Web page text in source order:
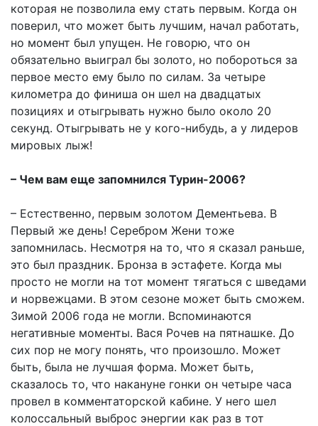
которая не позволила ему стать первым. Когда он
поверил, что может быть лучшим, начал работать,
но момент был упущен. Не говорю, что он
обязательно выиграл бы золото, но побороться за
первое место ему было по силам. За четыре
километра до финиша он шел на двадцатых
позициях и отыгрывать нужно было около 20
секунд. Отыгрывать не у кого-нибудь, а у лидеров
мировых лыж!
– Чем вам еще запомнился Турин-2006?
– Естественно, первым золотом Дементьева. В
Первый же день! Серебром Жени тоже
запомнилась. Несмотря на то, что я сказал раньше,
это был праздник. Бронза в эстафете. Когда мы
просто не могли на тот момент тягаться с шведами
и норвежцами. В этом сезоне может быть сможем.
Зимой 2006 года не могли. Вспоминаются
негативные моменты. Вася Рочев на пятнашке. До
сих пор не могу понять, что произошло. Может
быть, была не лучшая форма. Может быть,
сказалось то, что накануне гонки он четыре часа
провел в комментаторской кабине. У него шел
колоссальный выброс энергии как раз в тот